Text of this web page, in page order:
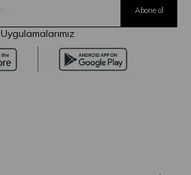
Uygulamalarımız